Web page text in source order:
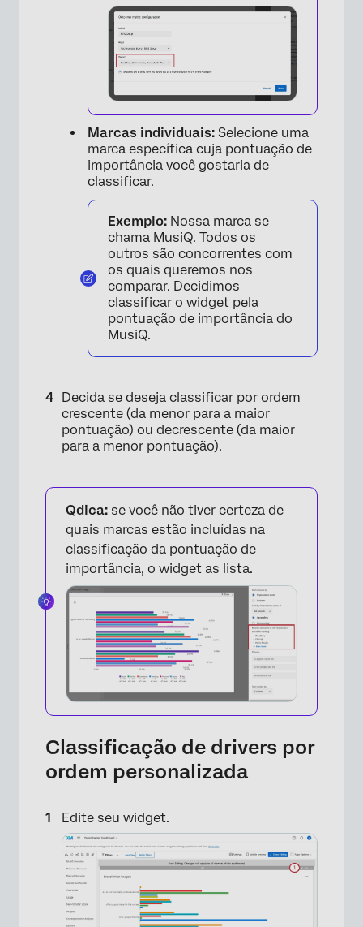
×
Marcas individuais: Selecione uma
marca específica cuja pontuação de
importância você gostaria de
classificar.
Exemplo: Nossa marca se
chama MusiQ. Todos os
outros são concorrentes com
os quais queremos nos
comparar. Decidimos
classificar o widget pela
pontuação de importância do
MusiQ.
Decida se deseja classificar por ordem
crescente (da menor para a maior
pontuação) ou decrescente (da maior
para a menor pontuação).
Qdica: se você não tiver certeza de
quais marcas estão incluídas na
classificação da pontuação de
importância, o widget as lista.
Classificação de drivers por
ordem personalizada
Edite seu widget.